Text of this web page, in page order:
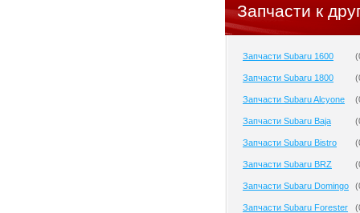
Запчасти к
Запчасти Subaru 1600 (
Запчасти Subaru 1800 (
Запчасти Subaru Alcyone (
Запчасти Subaru Baja (
Запчасти Subaru Bistro (
Запчасти Subaru BRZ (
Запчасти Subaru Domingo (
Запчасти Subaru Forester (